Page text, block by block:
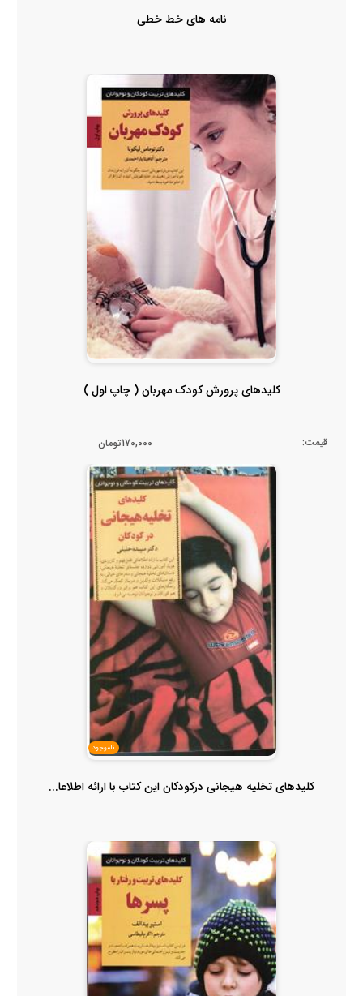
نامه های خط خطی
کلیدهای پرورش کودک مهربان ( چاپ اول )
قیمت: 170,000تومان
ناموجود
کلیدهای تخلیه هیجانی درکودکان این کتاب با ارائه اطلاعا...